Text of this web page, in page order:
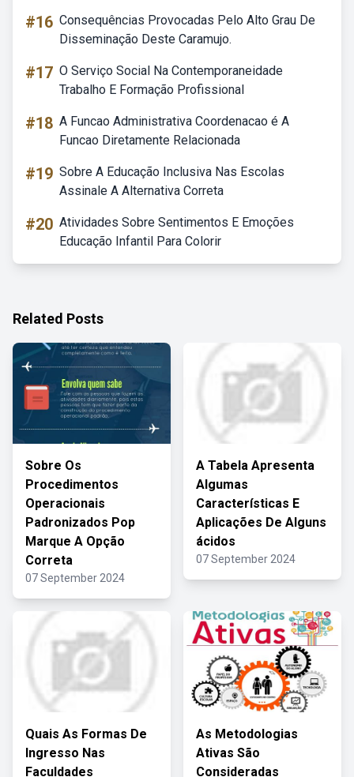
#16 Consequências Provocadas Pelo Alto Grau De
Disseminação Deste Caramujo.
#17 O Serviço Social Na Contemporaneidade
Trabalho E Formação Profissional
#18 A Funcao Administrativa Coordenacao é A
Funcao Diretamente Relacionada
#19 Sobre A Educação Inclusiva Nas Escolas
Assinale A Alternativa Correta
#20 Atividades Sobre Sentimentos E Emoções
Educação Infantil Para Colorir
Related Posts
Sobre Os
Procedimentos
Operacionais
Padronizados Pop
Marque A Opção
Correta
07 September 2024
A Tabela Apresenta
Algumas
Características E
Aplicações De Alguns
ácidos
07 September 2024
Quais As Formas De
Ingresso Nas
Faculdades
As Metodologias
Ativas São
Consideradas